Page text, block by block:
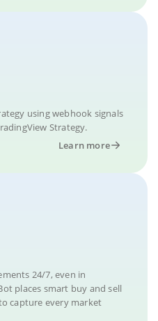
using webhook signals
Strategy.
Learn more
24/7, even in
places smart buy and sell
capture every market